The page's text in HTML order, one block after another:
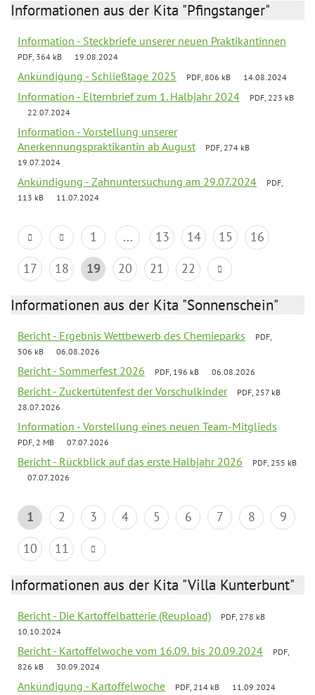
Informationen aus der Kita "Pfingstanger"
Information - Steckbriefe unserer neuen Praktikantinnen
PDF, 364 kB 19.08.2024
Ankündigung - Schließtage 2025 PDF, 806 kB 14.08.2024
Information - Elternbrief zum 1. Halbjahr 2024
PDF, 223 kB
22.07.2024
Information - Vorstellung unserer
Anerkennungspraktikantin ab August
PDF, 274 kB
19.07.2024
Ankündigung - Zahnuntersuchung am 29.07.2024
PDF,
113 kB
11.07.2024
1 ... 13 14 15
16
17
18 19 20 21 22
Informationen aus der Kita "Sonnenschein"
Bericht - Ergebnis Wettbewerb des Chemieparks
PDF,
506 kB
06.08.2026
Bericht - Sommerfest 2026 PDF, 196 kB 06.08.2026
Bericht - Zuckertütenfest der Vorschulkinder
PDF, 257 kB
28.07.2026
Information - Vorstellung eines neuen Team-Mitglieds
PDF, 2 MB 07.07.2026
Bericht - Rückblick auf das erste Halbjahr 2026
PDF, 255 kB
07.07.2026
1 2 3 4 5 6 7 8
9
10
11
Informationen aus der Kita "Villa Kunterbunt"
Bericht - Die Kartoffelbatterie (Reupload)
PDF, 278 kB
10.10.2024
Bericht - Kartoffelwoche vom 16.09. bis 20.09.2024
PDF,
826 kB
30.09.2024
Ankündigung - Kartoffelwoche PDF, 214 kB 11.09.2024